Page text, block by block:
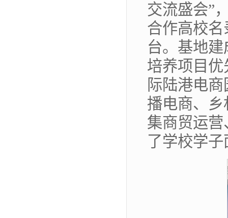
交流盛会”
合作高校
台。基地
培养项目
际陆港电
播电商、
集商贸运
了学校学